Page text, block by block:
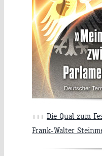
+++ Die Qual zum
Frank-Walter